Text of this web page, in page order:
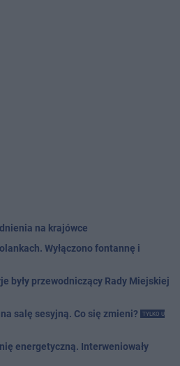
na krajówce
Wyłączono fontannę i
były przewodniczący Rady Miejskiej
salę sesyjną. Co się zmieni?
TYLKO U
energetyczną. Interweniowały